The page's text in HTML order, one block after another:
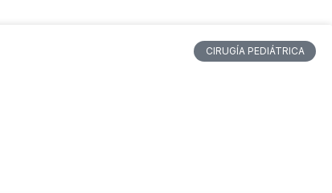
CIRUGÍA PEDIÁTRICA